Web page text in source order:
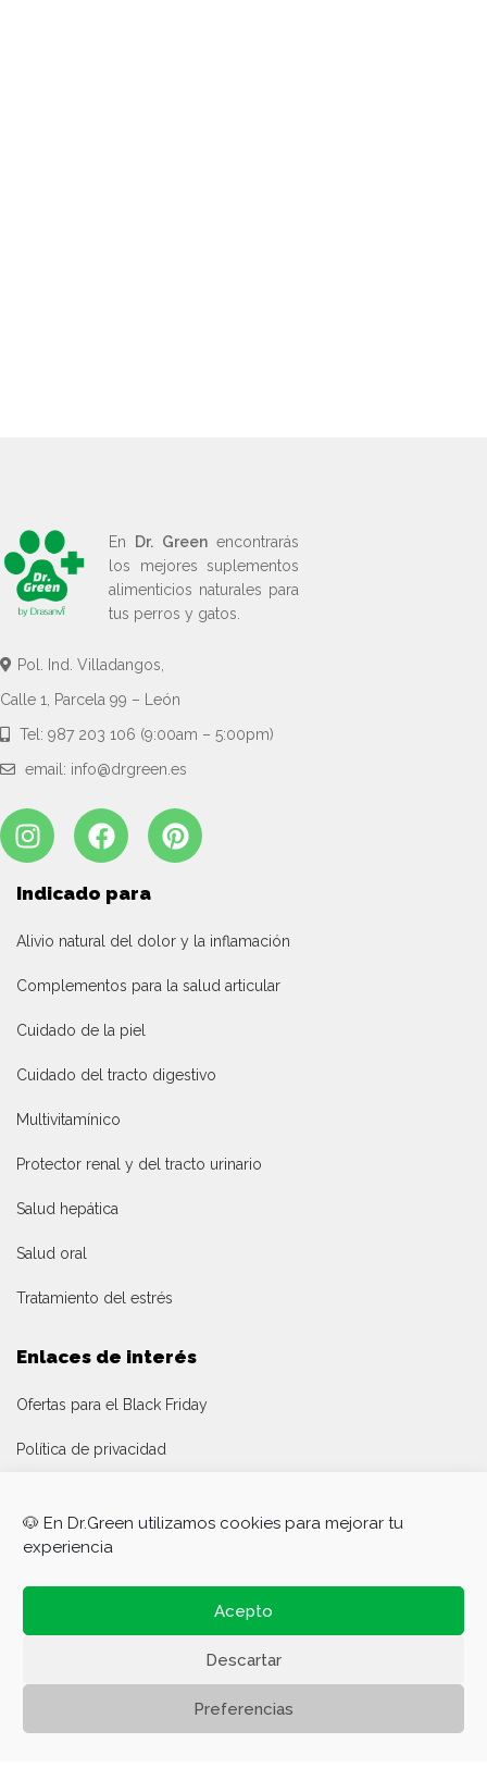
🐶 En Dr.Green utilizamos cookies para mejorar tu
experiencia
Acepto
Descartar
Preferencias
En Dr. Greenencontrarás
los mejores suplementos
alimenticios naturales para
tus perros y gatos.
Pol. Ind. Villadangos,
Calle 1, Parcela 99 – León
Tel: 987 203 106 (9:00am – 5:00pm)
email: info@drgreen.es
Indicado para
Alivio natural del dolor y la inflamación
Complementos para la salud articular
Cuidado de la piel
Cuidado del tracto digestivo
Multivitamínico
Protector renal y del tracto urinario
Salud hepática
Salud oral
Tratamiento del estrés
Enlaces de interés
Ofertas para el Black Friday
Política de privacidad
Aviso legal
La empresa
Panel de asociados
Área de cliente